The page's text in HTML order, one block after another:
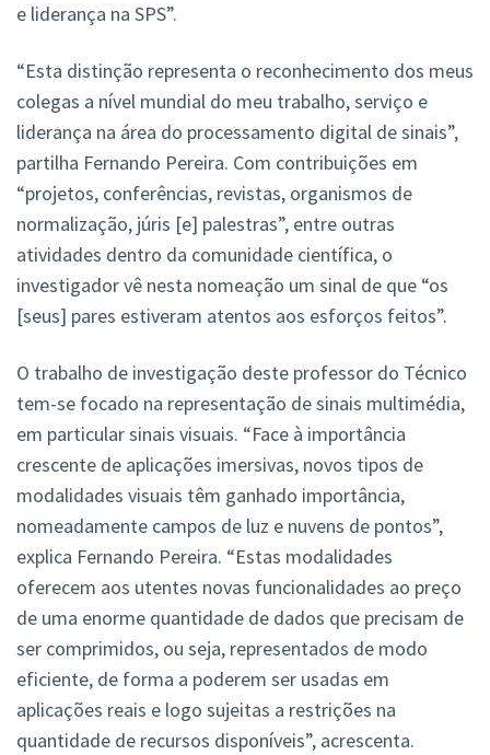
e liderança na SPS”.
“Esta distinção representa o reconhecimento dos meus
colegas a nível mundial do meu trabalho, serviço e
liderança na área do processamento digital de sinais”,
partilha Fernando Pereira. Com contribuições em
“projetos, conferências, revistas, organismos de
normalização, júris [e] palestras”, entre outras
atividades dentro da comunidade científica, o
investigador vê nesta nomeação um sinal de que “os
[seus] pares estiveram atentos aos esforços feitos”.
O trabalho de investigação deste professor do Técnico
tem-se focado na representação de sinais multimédia,
em particular sinais visuais. “Face à importância
crescente de aplicações imersivas, novos tipos de
modalidades visuais têm ganhado importância,
nomeadamente campos de luz e nuvens de pontos”,
explica Fernando Pereira. “Estas modalidades
oferecem aos utentes novas funcionalidades ao preço
de uma enorme quantidade de dados que precisam de
ser comprimidos, ou seja, representados de modo
eficiente, de forma a poderem ser usadas em
aplicações reais e logo sujeitas a restrições na
quantidade de recursos disponíveis”, acrescenta.